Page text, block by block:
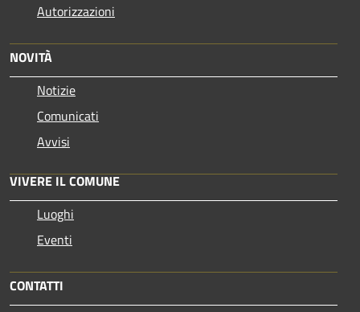
Autorizzazioni
NOVITÀ
Notizie
Comunicati
Avvisi
VIVERE IL COMUNE
Luoghi
Eventi
CONTATTI